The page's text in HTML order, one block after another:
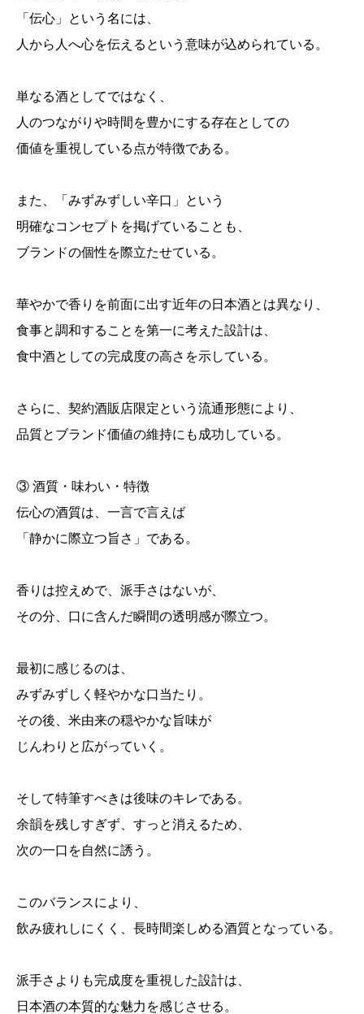
「伝心」という名には、
人から人へ心を伝えるという意味が込められている。
単なる酒としてではなく、
人のつながりや時間を豊かにする存在としての
価値を重視している点が特徴である。
また、「みずみずしい辛口」という
明確なコンセプトを掲げていることも、
ブランドの個性を際立たせている。
華やかで香りを前面に出す近年の日本酒とは異なり、
食事と調和することを第一に考えた設計は、
食中酒としての完成度の高さを示している。
さらに、契約酒販店限定という流通形態により、
品質とブランド価値の維持にも成功している。
③ 酒質・味わい・特徴
伝心の酒質は、一言で言えば
「静かに際立つ旨さ」である。
香りは控えめで、派手さはないが、
その分、口に含んだ瞬間の透明感が際立つ。
最初に感じるのは、
みずみずしく軽やかな口当たり。
その後、米由来の穏やかな旨味が
じんわりと広がっていく。
そして特筆すべきは後味のキレである。
余韻を残しすぎず、すっと消えるため、
次の一口を自然に誘う。
このバランスにより、
飲み疲れしにくく、長時間楽しめる酒質となっている。
派手さよりも完成度を重視した設計は、
日本酒の本質的な魅力を感じさせる。